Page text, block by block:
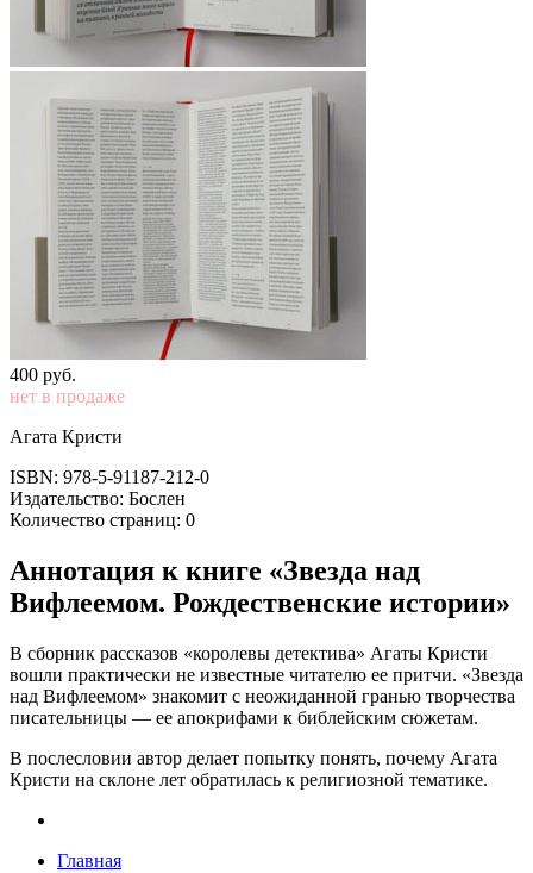
400 pуб.
нет в продаже
Агата Кристи
ISBN: 978-5-91187-212-0
Издательство: Бослен
Количество страниц: 0
Аннотация к книге «Звезда над
Вифлеемом. Рождественские истории»
В сборник рассказов «королевы детектива» Агаты Кристи
вошли практически не известные читателю ее притчи. «Звезда
над Вифлеемом» знакомит с неожиданной гранью творчества
писательницы — ее апокрифами к библейским сюжетам.
В послесловии автор делает попытку понять, почему Агата
Кристи на склоне лет обратилась к религиозной тематике.
Главная